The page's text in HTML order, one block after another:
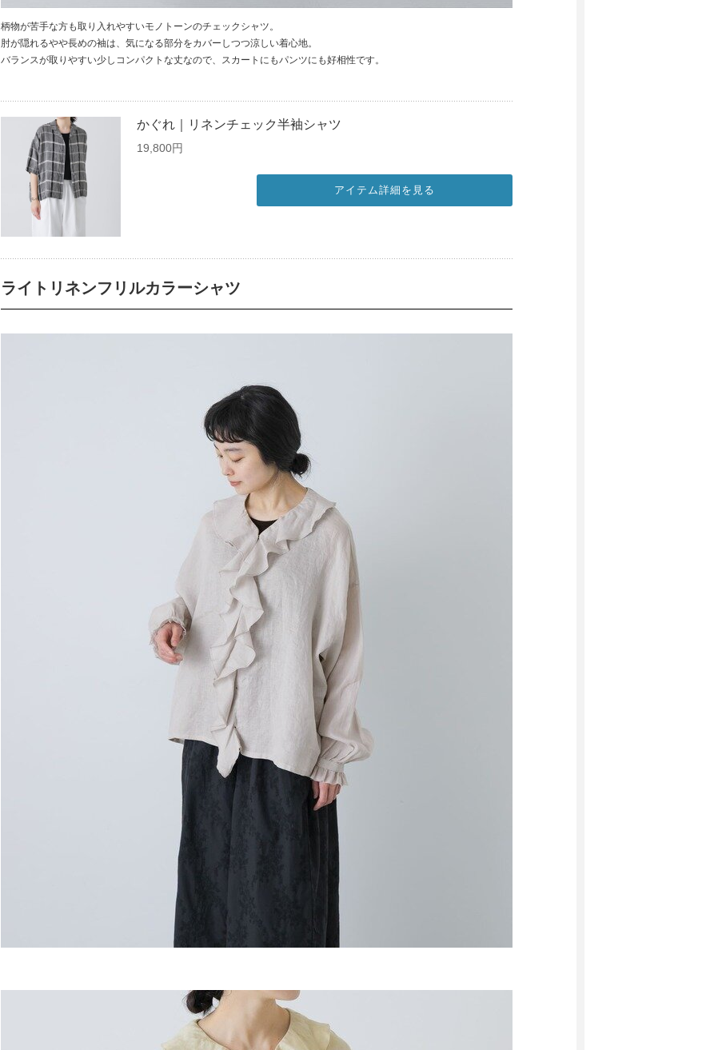
柄物が苦手な方も取り入れやすいモノトーンのチェックシャツ。
肘が隠れるやや長めの袖は、気になる部分をカバーしつつ涼しい着心地。
バランスが取りやすい少しコンパクトな丈なので、スカートにもパンツにも好相性です。
かぐれ｜リネンチェック半袖シャツ
19,800円
アイテム詳細を見る
ライトリネンフリルカラーシャツ